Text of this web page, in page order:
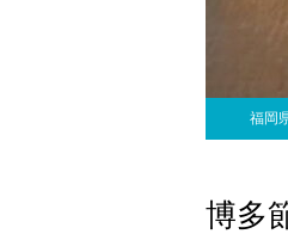
福岡
博多